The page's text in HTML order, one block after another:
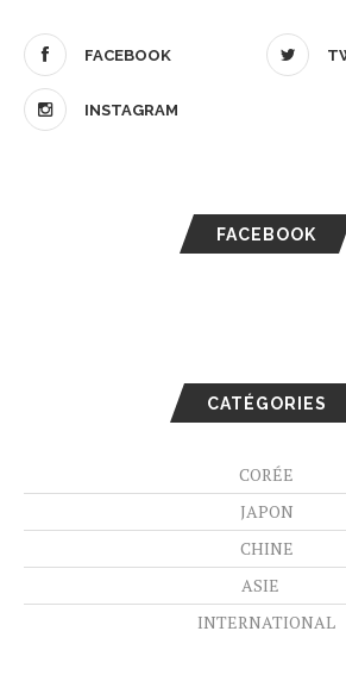
FACEBOOK
INSTAGRAM
FACEBOOK
CATÉGORIES
CORÉE
JAPON
CHINE
ASIE
INTERNATIONAL